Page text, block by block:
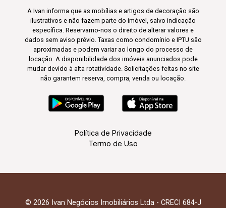
A Ivan informa que as mobílias e artigos de decoração são
ilustrativos e não fazem parte do imóvel, salvo indicação
específica. Reservamo-nos o direito de alterar valores e
dados sem aviso prévio. Taxas como condomínio e IPTU são
aproximadas e podem variar ao longo do processo de
locação. A disponibilidade dos imóveis anunciados pode
mudar devido à alta rotatividade. Solicitações feitas no site
não garantem reserva, compra, venda ou locação.
Política de Privacidade
Termo de Uso
© 2026 Ivan Negócios Imobiliários Ltda - CRECI 684-J